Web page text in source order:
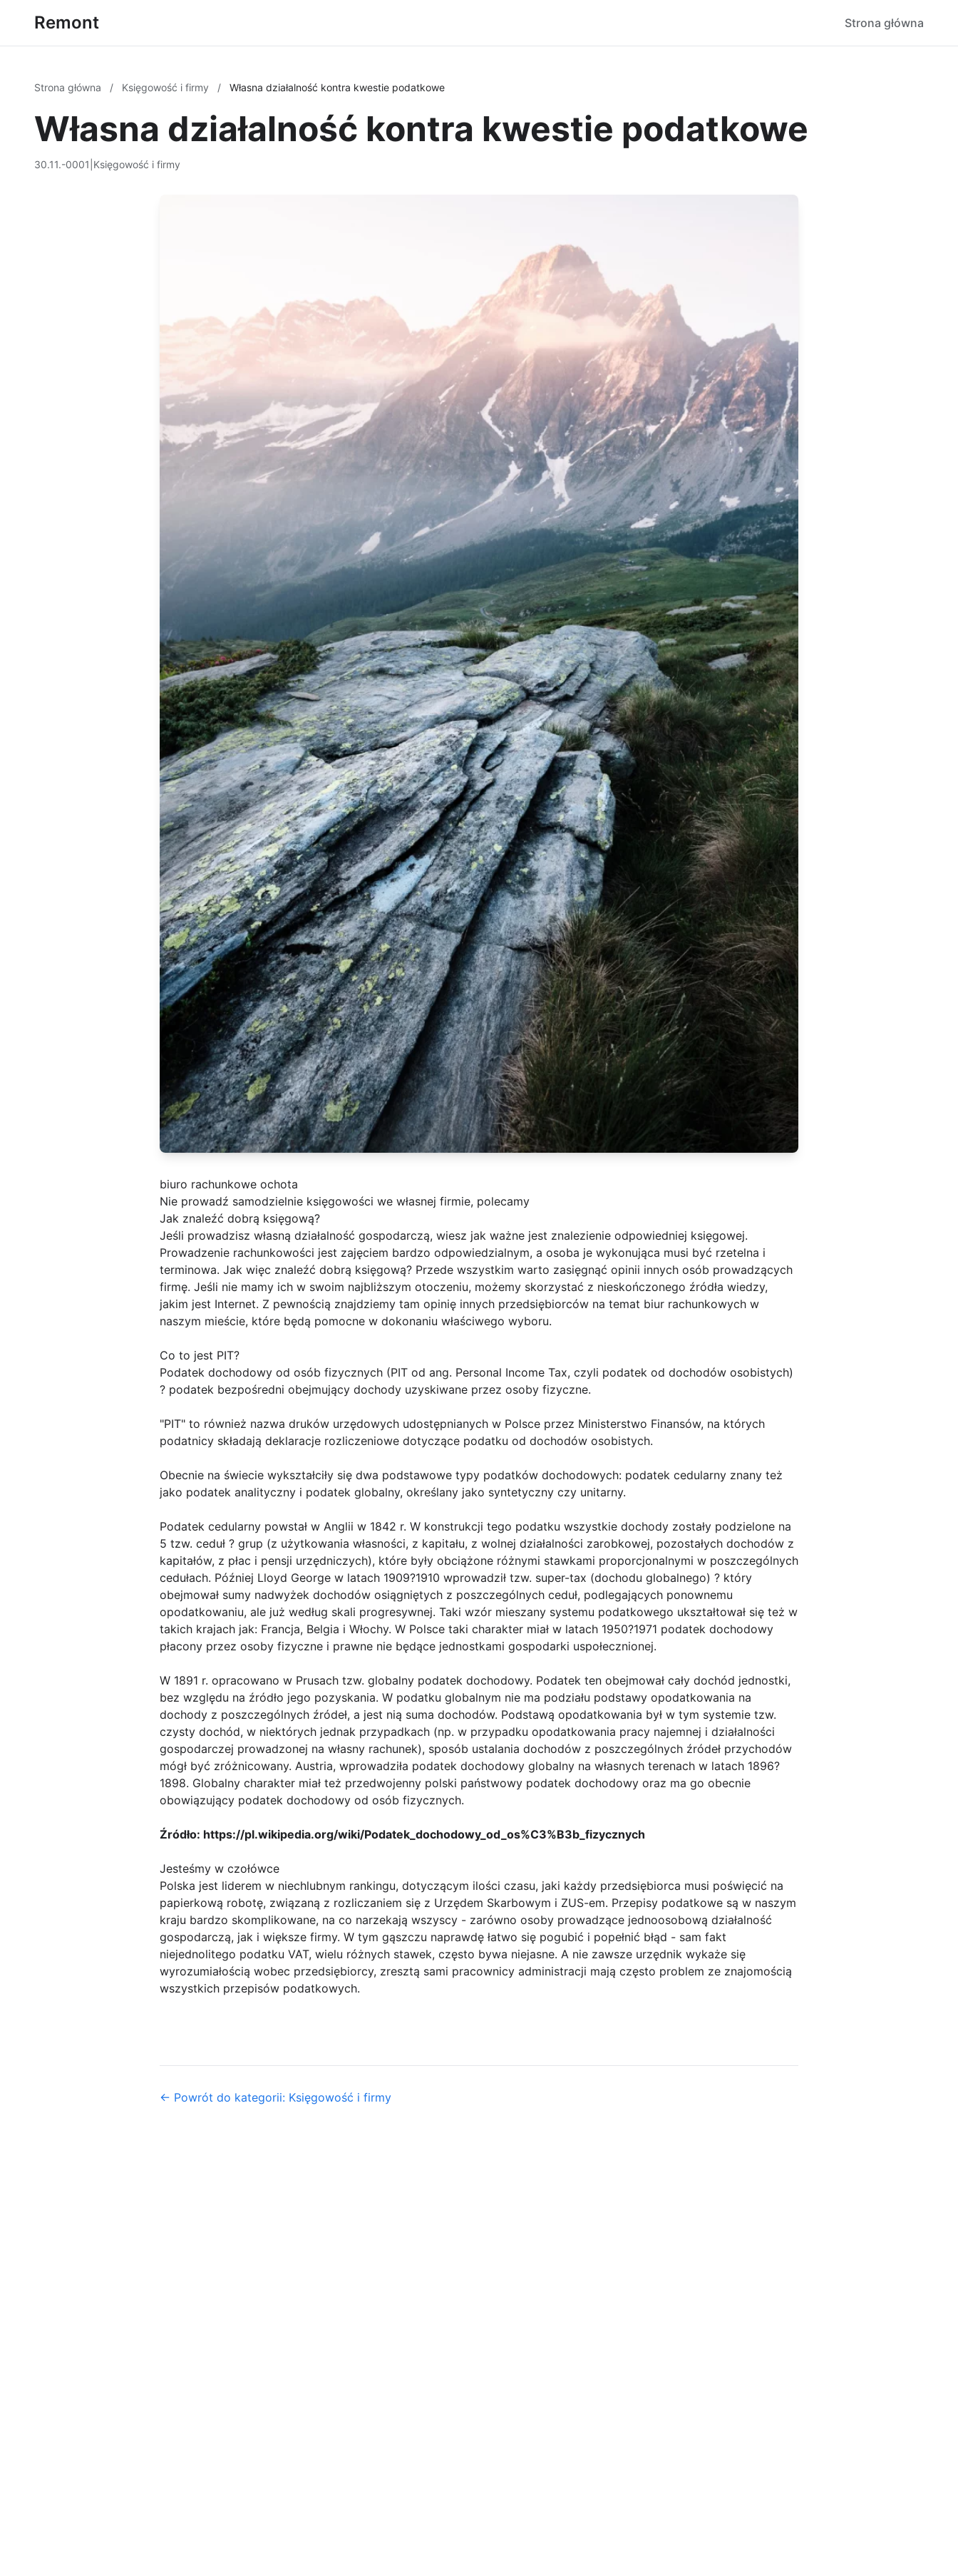
Remont Strona główna
Strona główna / Księgowość i firmy / Własna działalność kontra kwestie podatkowe
Własna działalność kontra kwestie podatkowe
30.11.-0001 Księgowość i firmy
biuro rachunkowe ochota
Nie prowadź samodzielnie księgowości we własnej firmie, polecamy
Jak znaleźć dobrą księgową?
Jeśli prowadzisz własną działalność gospodarczą, wiesz jak ważne jest znalezienie odpowiedniej księgowej.
Prowadzenie rachunkowości jest zajęciem bardzo odpowiedzialnym, a osoba je wykonująca musi być rzetelna i
terminowa. Jak więc znaleźć dobrą księgową? Przede wszystkim warto zasięgnąć opinii innych osób prowadzących
firmę. Jeśli nie mamy ich w swoim najbliższym otoczeniu, możemy skorzystać z nieskończonego źródła wiedzy,
jakim jest Internet. Z pewnością znajdziemy tam opinię innych przedsiębiorców na temat biur rachunkowych w
naszym mieście, które będą pomocne w dokonaniu właściwego wyboru.
Co to jest PIT?
Podatek dochodowy od osób fizycznych (PIT od ang. Personal Income Tax, czyli podatek od dochodów osobistych)
? podatek bezpośredni obejmujący dochody uzyskiwane przez osoby fizyczne.
"PIT" to również nazwa druków urzędowych udostępnianych w Polsce przez Ministerstwo Finansów, na których
podatnicy składają deklaracje rozliczeniowe dotyczące podatku od dochodów osobistych.
Obecnie na świecie wykształciły się dwa podstawowe typy podatków dochodowych: podatek cedularny znany też
jako podatek analityczny i podatek globalny, określany jako syntetyczny czy unitarny.
Podatek cedularny powstał w Anglii w 1842 r. W konstrukcji tego podatku wszystkie dochody zostały podzielone na
5 tzw. ceduł ? grup (z użytkowania własności, z kapitału, z wolnej działalności zarobkowej, pozostałych dochodów z
kapitałów, z płac i pensji urzędniczych), które były obciążone różnymi stawkami proporcjonalnymi w poszczególnych
cedułach. Później Lloyd George w latach 1909?1910 wprowadził tzw. super-tax (dochodu globalnego) ? który
obejmował sumy nadwyżek dochodów osiągniętych z poszczególnych ceduł, podlegających ponownemu
opodatkowaniu, ale już według skali progresywnej. Taki wzór mieszany systemu podatkowego ukształtował się też w
takich krajach jak: Francja, Belgia i Włochy. W Polsce taki charakter miał w latach 1950?1971 podatek dochodowy
płacony przez osoby fizyczne i prawne nie będące jednostkami gospodarki uspołecznionej.
W 1891 r. opracowano w Prusach tzw. globalny podatek dochodowy. Podatek ten obejmował cały dochód jednostki,
bez względu na źródło jego pozyskania. W podatku globalnym nie ma podziału podstawy opodatkowania na
dochody z poszczególnych źródeł, a jest nią suma dochodów. Podstawą opodatkowania był w tym systemie tzw.
czysty dochód, w niektórych jednak przypadkach (np. w przypadku opodatkowania pracy najemnej i działalności
gospodarczej prowadzonej na własny rachunek), sposób ustalania dochodów z poszczególnych źródeł przychodów
mógł być zróżnicowany. Austria, wprowadziła podatek dochodowy globalny na własnych terenach w latach 1896?
1898. Globalny charakter miał też przedwojenny polski państwowy podatek dochodowy oraz ma go obecnie
obowiązujący podatek dochodowy od osób fizycznych.
Źródło: https://pl.wikipedia.org/wiki/Podatek_dochodowy_od_os%C3%B3b_fizycznych
Jesteśmy w czołówce
Polska jest liderem w niechlubnym rankingu, dotyczącym ilości czasu, jaki każdy przedsiębiorca musi poświęcić na
papierkową robotę, związaną z rozliczaniem się z Urzędem Skarbowym i ZUS-em. Przepisy podatkowe są w naszym
kraju bardzo skomplikowane, na co narzekają wszyscy - zarówno osoby prowadzące jednoosobową działalność
gospodarczą, jak i większe firmy. W tym gąszczu naprawdę łatwo się pogubić i popełnić błąd - sam fakt
niejednolitego podatku VAT, wielu różnych stawek, często bywa niejasne. A nie zawsze urzędnik wykaże się
wyrozumiałością wobec przedsiębiorcy, zresztą sami pracownicy administracji mają często problem ze znajomością
wszystkich przepisów podatkowych.
← Powrót do kategorii: Księgowość i firmy